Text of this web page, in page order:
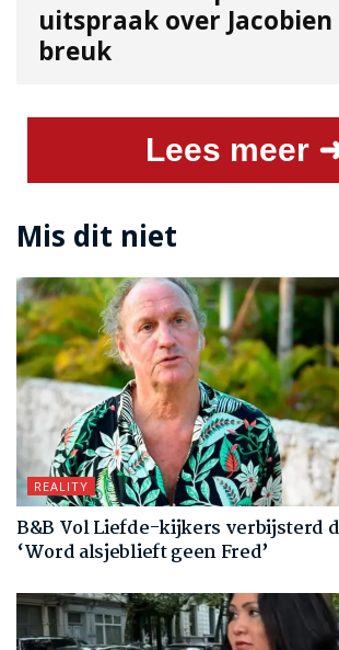
uitspraak over Jacobien
breuk
Lees meer
Mis dit niet
REALITY
B&B Vol Liefde-kijkers verbijsterd
‘Word alsjeblieft geen Fred’